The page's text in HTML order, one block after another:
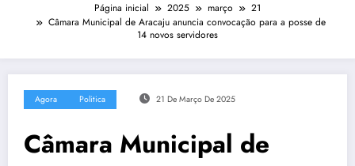
Página inicial 2025 março
21
Câmara Municipal de Aracaju anuncia convocação para a posse de
14 novos servidores
Agora Politica 21 De Março De 2025
Câmara Municipal de